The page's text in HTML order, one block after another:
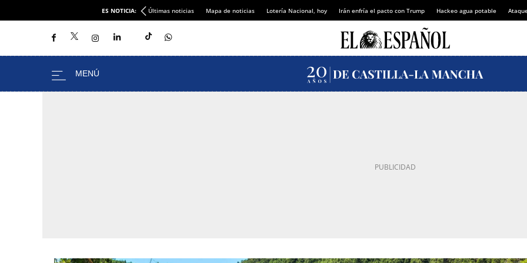
ES NOTICIA: Últimas noticias Mapa de noticias Lotería Nacional, hoy Irán enfría el pacto con Trump Hackeo agua potable